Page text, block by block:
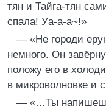
тян и Тайга-тян
спала! Уа-а-а~!»
— «Не городи
немного. Он
положу его в
в микроволновке и
— «…Ты